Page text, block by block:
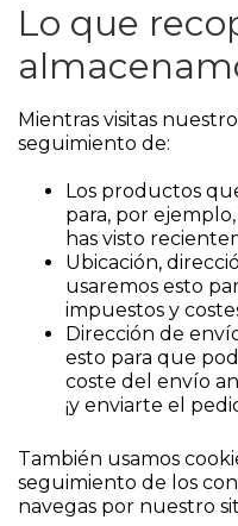
Lo que
Mientras visitas
seguimiento de:
Los productos
para, por
has visto
Ubicación,
usaremos esto
impuestos y
Dirección de
esto para que
coste del envío
¡y enviarte el
También usamos
seguimiento de los
navegas por nuestro